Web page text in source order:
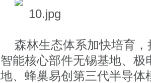
森林生态体系加快培育
智能核心部件无锡基地、
地、蜂巢易创第三代半导